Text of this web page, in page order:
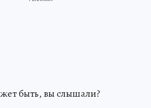
быть, вы слышали?